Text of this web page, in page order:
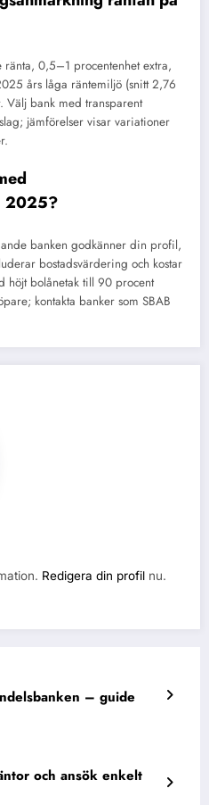
0,5–1 procentenhet extra,
års låga räntemiljö (snitt 2,76
Välj bank med transparent
jämförelser visar variationer
2025?
banken godkänner din profil,
bostadsvärdering och kostar
höjt bolånetak till 90 procent
kontakta banker som SBAB
Redigera din profil nu.
– guide
och ansök enkelt